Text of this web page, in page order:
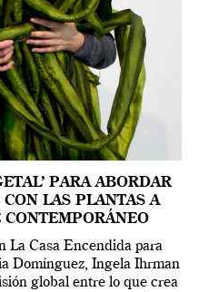
PARA ABORDAR
LAS PLANTAS A
CONTEMPORÁNEO
La Casa Encendida para
Domínguez, Ingela Ihrman
global entre lo que crea